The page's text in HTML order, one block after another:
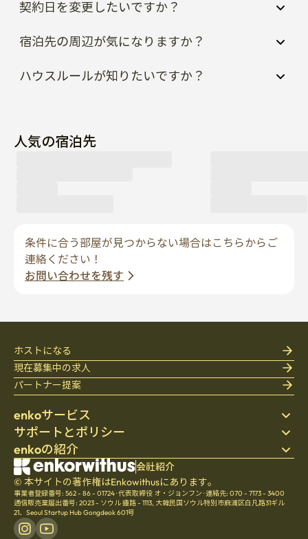
7号線コンデ入口駅徒歩4分
空港バス停徒歩4分
1)仁川空港から直行バスあり
空港鉄道+2号線乗り換え:約90分
3)ソウル駅地下鉄:30分所要
契約日を変更したいですか？
宿泊先の周辺が気になりますか？
ハウスルールが知りたいですか？
人気の宿泊先
条件に合う部屋が見つからない場合はこちらからご
連絡ください！
お問い合わせを残す
enkoサービス
ステイ先を探す
寝具
ブログ
ヘルプセンター
サポートとポリシー
個人情報保護方針
利用規約
キャンセル・返金ポリシー
enkoの紹介
会社紹介
採用
チームの文化
ホストになる
現在募集中の求人
パートナー提案
会社紹介
© 本サイトの著作権はEnkowithusにあります。
事業者登録番号: 562 - 86 - 01724·代表取締役 オ・ジョンフン ·連絡先: 070 - 7173 - 3400
通信販売業届出番号: 2023 - ソウル 鍾路 - 1113, 大韓民国ソウル特別市麻浦区白凡路31ギル
21、Seoul Startup Hub Gongdeok 601号